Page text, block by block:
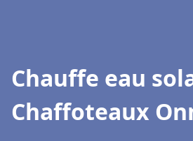
Chauffe eau
Chaffoteaux